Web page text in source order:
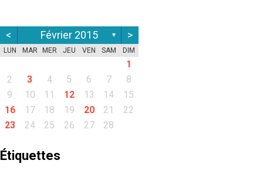
< Février 2015 ▼ >
LUN MAR MER JEU VEN SAM DIM
1
2
3 4 5 6 7
8
9
10 11 12 13 14
15
16
17 18 19 20 21
22
23
24 25 26 27 28
Étiquettes